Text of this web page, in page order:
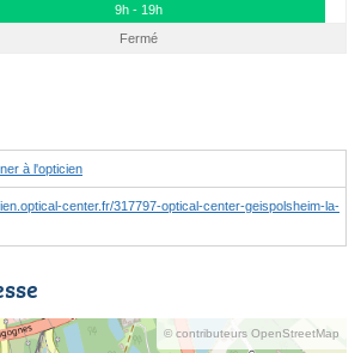
9h - 19h
Fermé
à l'opticien
center.fr/317797-optical-center-geispolsheim-la-
© contributeurs OpenStreetMap